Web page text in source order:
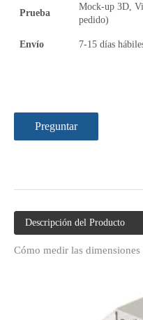
Prueba
Mock-up 3D,
pedido)
Envío 7-15 días
Preguntar
Descripción del Producto
Cómo medir las dimensiones